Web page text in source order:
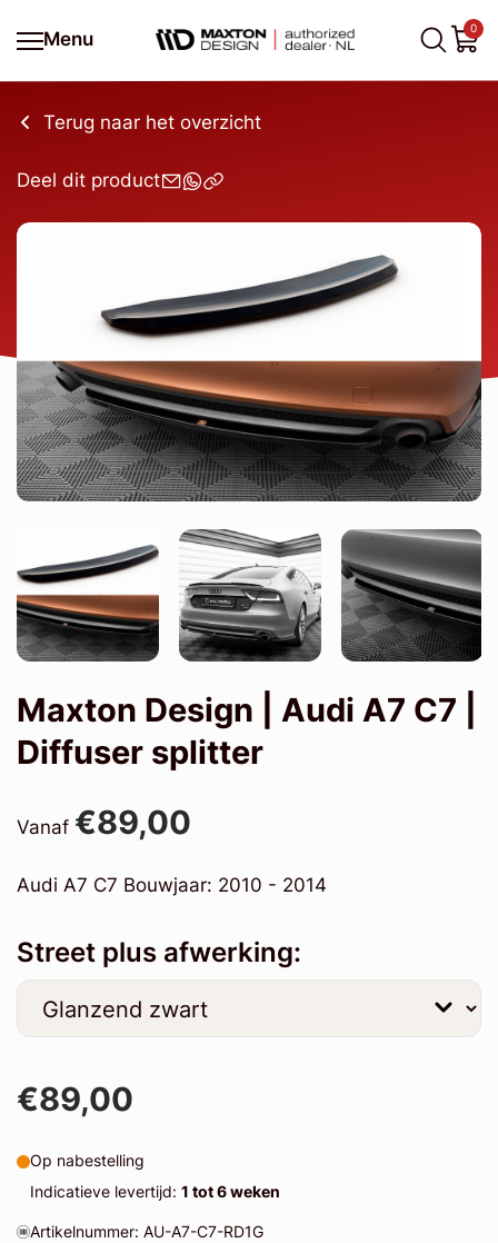
Menu
0
Terug naar het overzicht
Deel dit product
Maxton Design | Audi A7 C7 |
Diffuser splitter
Vanaf €89,00
Audi A7 C7 Bouwjaar: 2010 - 2014
Street plus afwerking:
€89,00
Op nabestelling
Indicatieve levertijd: 1 tot 6 weken
Artikelnummer: AU-A7-C7-RD1G